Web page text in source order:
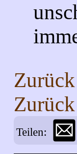
Teilen: